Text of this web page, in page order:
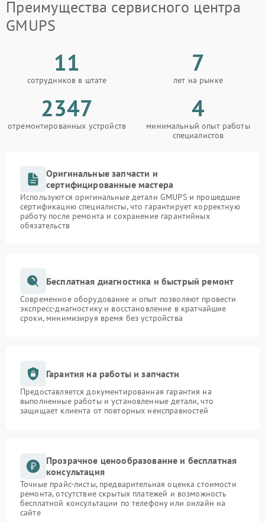
Преимущества сервисного центра
GMUPS
11
сотрудников в штате
7
лет на рынке
2347
отремонтированных устройств
4
минимальный опыт работы
специалистов
Оригинальные запчасти и
сертифицированные мастера
Используются оригинальные детали GMUPS и прошедшие
сертификацию специалисты, что гарантирует корректную
работу после ремонта и сохранение гарантийных
обязательств
Бесплатная диагностика и быстрый ремонт
Современное оборудование и опыт позволяют провести
экспресс-диагностику и восстановление в кратчайшие
сроки, минимизируя время без устройства
Гарантия на работы и запчасти
Предоставляется документированная гарантия на
выполненные работы и установленные детали, что
защищает клиента от повторных неисправностей
Прозрачное ценообразование и бесплатная
консультация
Точные прайс-листы, предварительная оценка стоимости
ремонта, отсутствие скрытых платежей и возможность
бесплатной консультации по телефону или онлайн на
сайте